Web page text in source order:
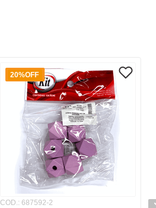
20%OFF
COD.: 687592-2